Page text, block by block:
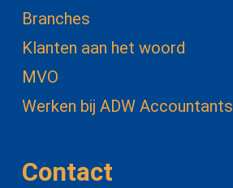
Branches
Klanten aan het woord
MVO
Werken bij ADW Accountants
Contact